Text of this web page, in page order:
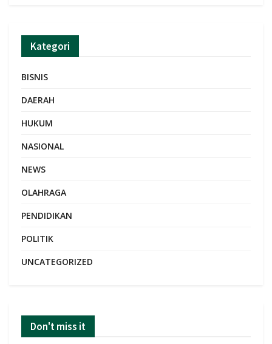
Kategori
BISNIS
DAERAH
HUKUM
NASIONAL
NEWS
OLAHRAGA
PENDIDIKAN
POLITIK
UNCATEGORIZED
Don't miss it